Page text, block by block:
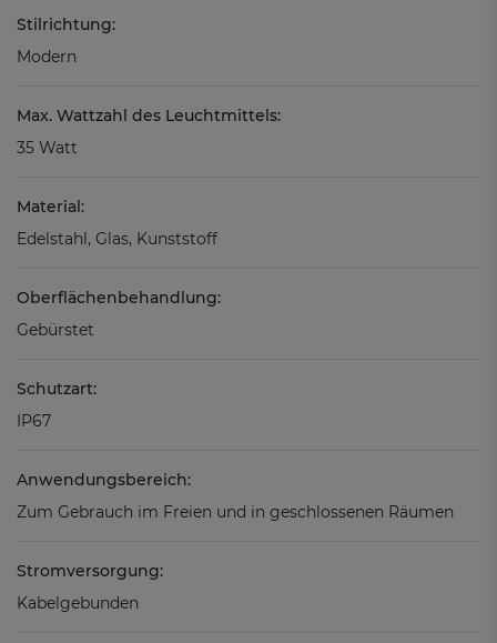
Stilrichtung:
Modern
Max. Wattzahl des Leuchtmittels:
35 Watt
Material:
Edelstahl, Glas, Kunststoff
Oberflächenbehandlung:
Gebürstet
Schutzart:
IP67
Anwendungsbereich:
Zum Gebrauch im Freien und in geschlossenen Räumen
Stromversorgung:
Kabelgebunden